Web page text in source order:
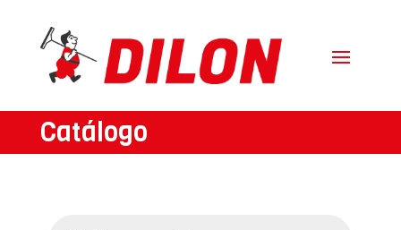
Catálogo